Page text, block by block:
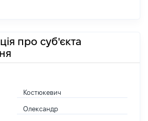
про суб'єкта
Костюкевич
Олександр